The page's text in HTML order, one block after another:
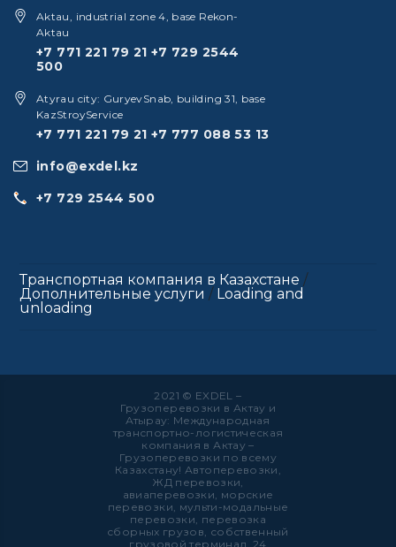
Aktau, industrial zone 4, base Rekon-
Aktau
+7 771 221 79 21 +7 729 2544
500
Atyrau city: GuryevSnab, building 31, base
KazStroyService
+7 771 221 79 21 +7 777 088 53 13
info@exdel.kz
+7 729 2544 500
Транспортная компания в Казахстане /
Дополнительные услуги / Loading and
unloading
2021 © EXDEL –
Грузоперевозки в Актау и
Атырау: Международная
транспортно-логистическая
компания в Актау –
Грузоперевозки по всему
Казахстану! Автоперевозки,
ЖД перевозки,
авиаперевозки, морские
перевозки, мульти-модальные
перевозки, перевозка
сборных грузов, собственный
грузовой терминал, 24